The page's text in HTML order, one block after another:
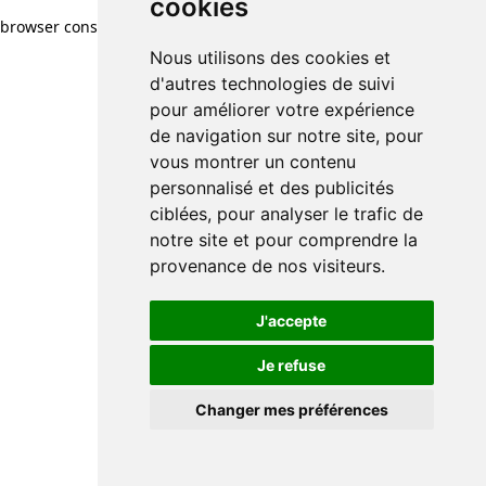
cookies
Nous utilisons des cookies et
d'autres technologies de suivi
pour améliorer votre expérience
de navigation sur notre site, pour
vous montrer un contenu
personnalisé et des publicités
ciblées, pour analyser le trafic de
notre site et pour comprendre la
provenance de nos visiteurs.
J'accepte
Je refuse
Changer mes préférences
browser console for more information)